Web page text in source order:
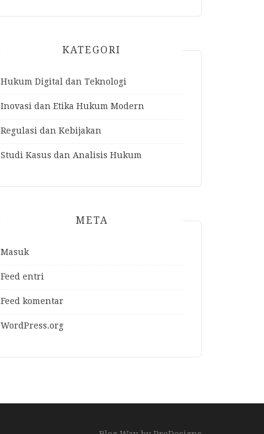
KATEGORI
Hukum Digital dan Teknologi
Inovasi dan Etika Hukum Modern
Regulasi dan Kebijakan
Studi Kasus dan Analisis Hukum
META
Masuk
Feed entri
Feed komentar
WordPress.org